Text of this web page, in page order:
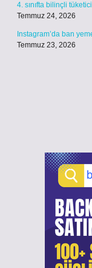
4. sınıfta bilinçli
Temmuz 24, 2026
Instagram’da ban
Temmuz 23, 2026